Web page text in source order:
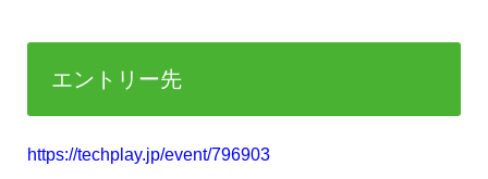
エントリー先
https://techplay.jp/event/796903